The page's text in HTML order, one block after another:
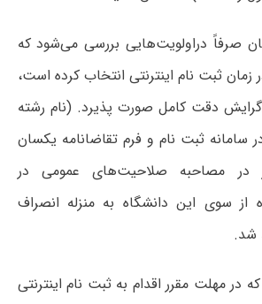
صرفاً دراولویت‌هایی بررسی می‌شود که
زمان ثبت نام اینترنتی انتخاب کرده است،
گرایش دقت کامل صورت پذیرد. (نام رشته
ثبت نام و فرم تقاضانامه یکسان
در مصاحبه صلاحیت‌های عمومی در
از سوی این دانشگاه به منزله انصراف
شد.
در مهلت مقرر اقدام به ثبت نام اینترنتی